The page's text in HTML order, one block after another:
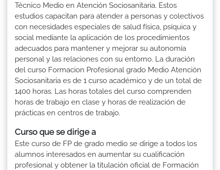
Técnico Medio en Atención Sociosanitaria. Estos
estudios capacitan para atender a personas y colectivos
con necesidades especiales de salud física, psíquica y
social mediante la aplicación de los procedimientos
adecuados para mantener y mejorar su autonomía
personal y las relaciones con su entorno. La duración
del curso Formacion Profesional grado Medio Atención
Sociosanitaria es de 1 curso académico y de un total de
1400 horas. Las horas totales del curso comprenden
horas de trabajo en clase y horas de realización de
prácticas en centros de trabajo.
Curso que se dirige a
Este curso de FP de grado medio se dirige a todos los
alumnos interesados en aumentar su cualificación
profesional y obtener la titulación oficial de Formación